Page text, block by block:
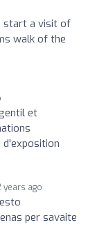
start a visit of
walk of the
et
d'exposition
years ago
per savaite